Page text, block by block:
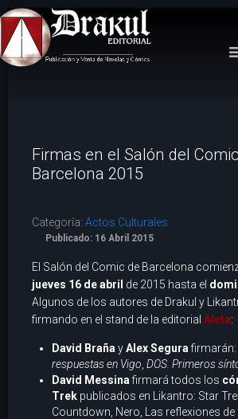
Firmas en el Salón del
Barcelona 2015
Categoría: Actos Culturales
Publicado: 16 Abril 2015
El Salón del Comic de Barcelona
jueves 16 de abril de 2015 hasta el
Algunos de los autores de Drakul y
firmando en el stand de la editorial Aleta:
David Braña yAlex Segurafirmarán:
respuestas en Vigo DOS. Primeros
David Messinafirmará todos los
Trek publicados en Likantro: Star
Countdown, Nero, Las reflexiones